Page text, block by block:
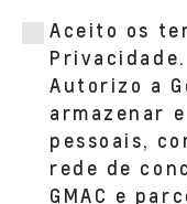
BAIRRO
-001
(11) 4412-
Aceito os
Privacidade.
Autorizo a
armazenar
pessoais,
rede de
GMAC e